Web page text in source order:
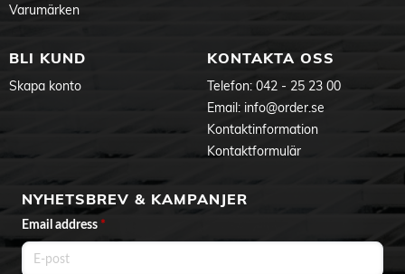
Mått produkt (ØxD): 47 x 64 mm
EL-nummer (NO): 4514595
Produktdokument
Varumärken
BLI KUND
Skapa konto
KONTAKTA OSS
Telefon: 042 - 25 23 00
Email: info@order.se
Kontaktinformation
Kontaktformulär
NYHETSBREV & KAMPANJER
Email address *